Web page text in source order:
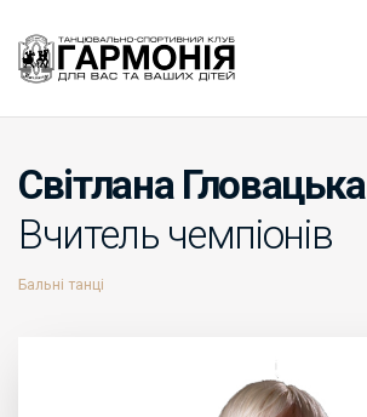
Світлана Гловацька
Вчитель чемпіонів
Бальні танці